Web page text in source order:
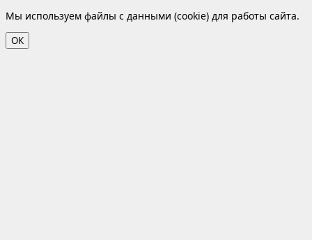
Мы используем файлы с данными (cookie) для работы сайта.
ОК